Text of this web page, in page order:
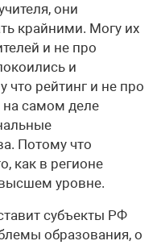
они
крайними. Могу их
и не про
и
что рейтинг и не про
на самом деле
Потому что
как в регионе
уровне.
субъекты РФ
образования, о